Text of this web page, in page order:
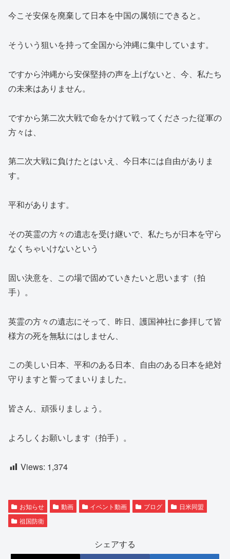
今こそ安保を廃棄して日本を中国の属領にできると。
そういう狙いを持って全国から沖縄に集中しています。
ですから沖縄から安保堅持の声を上げないと、今、私たち
の未来はありません。
ですから第二次大戦で命をかけて戦ってくださった従軍の
方々は、
第二次大戦に負けたとはいえ、今日本には自由がありま
す。
平和があります。
その英霊の方々の遺志を受け継いで、私たちが日本を守ら
なくちゃいけないという
固い決意を、この場で固めていきたいと思います（拍
手）。
英霊の方々の遺志にそって、昨日、護国神社に参拝して皆
様方の死を無駄にはしません、
この美しい日本、平和のある日本、自由のある日本を絶対
守りますと誓ってまいりました。
皆さん、頑張りましょう。
よろしくお願いします（拍手）。
Views: 1,374
お知らせ 動画 イベント動画 ブログ
日米同盟
祖国防衛
シェアする